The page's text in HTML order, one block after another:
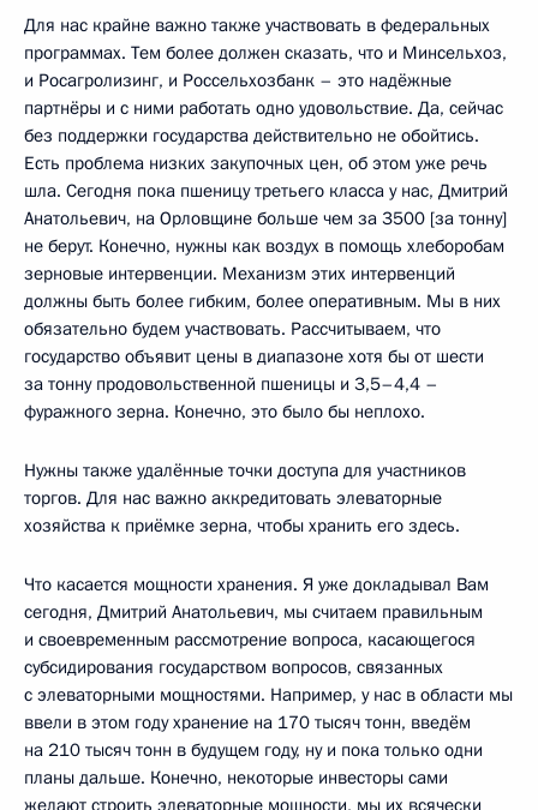
Для нас крайне важно также участвовать в федеральных
программах. Тем более должен сказать, что и Минсельхоз,
и Росагролизинг, и Россельхозбанк – это надёжные
партнёры и с ними работать одно удовольствие. Да, сейчас
без поддержки государства действительно не обойтись.
Есть проблема низких закупочных цен, об этом уже речь
шла. Сегодня пока пшеницу третьего класса у нас, Дмитрий
Анатольевич, на Орловщине больше чем за 3500 [за тонну]
не берут. Конечно, нужны как воздух в помощь хлеборобам
зерновые интервенции. Механизм этих интервенций
должны быть более гибким, более оперативным. Мы в них
обязательно будем участвовать. Рассчитываем, что
государство объявит цены в диапазоне хотя бы от шести
за тонну продовольственной пшеницы и 3,5–4,4 –
фуражного зерна. Конечно, это было бы неплохо.
Нужны также удалённые точки доступа для участников
торгов. Для нас важно аккредитовать элеваторные
хозяйства к приёмке зерна, чтобы хранить его здесь.
Что касается мощности хранения. Я уже докладывал Вам
сегодня, Дмитрий Анатольевич, мы считаем правильным
и своевременным рассмотрение вопроса, касающегося
субсидирования государством вопросов, связанных
с элеваторными мощностями. Например, у нас в области мы
ввели в этом году хранение на 170 тысяч тонн, введём
на 210 тысяч тонн в будущем году, ну и пока только одни
планы дальше. Конечно, некоторые инвесторы сами
желают строить элеваторные мощности, мы их всячески